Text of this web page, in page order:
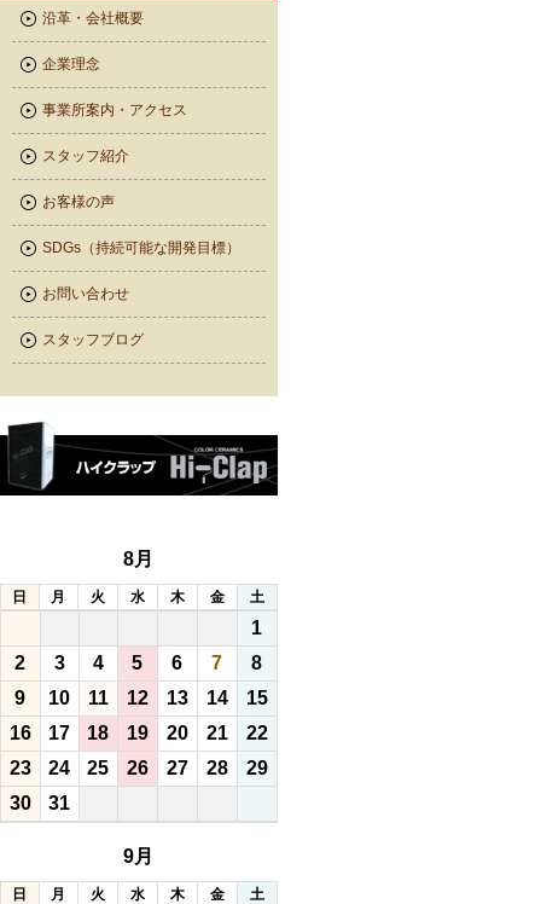
沿革・会社概要
企業理念
事業所案内・アクセス
スタッフ紹介
お客様の声
SDGs（持続可能な開発目標）
お問い合わせ
スタッフブログ
8月
日 月 火 水 木 金 土
1
2
3 4 5 6 7
8
9
10 11 12 13 14
15
16
17 18 19 20 21
22
23
24 25 26 27 28
29
30
31
9月
日 月 火 水 木 金 土